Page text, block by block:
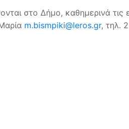
στο Δήμο, καθημερινά
m.bismpiki@leros.gr, τηλ.